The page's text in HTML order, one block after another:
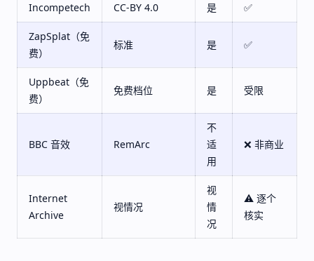
Incompetech CC-BY 4.0 是 ✅
ZapSplat（免
费）
标准 是 ✅
Uppbeat（免
费）
免费档位 是 受限
BBC 音效 RemArc
不
适
用
❌ 非商业
Internet
Archive
视情况
视
情
况
⚠️ 逐个
核实